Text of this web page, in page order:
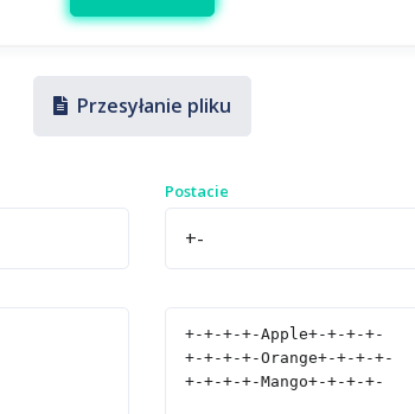
Przesyłanie pliku
Postacie